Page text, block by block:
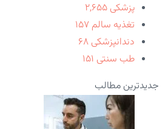
پزشکی ۲,۶۵۵
تغذیه سالم ۱۵۷
دندانپزشکی ۶۸
طب سنتی ۱۵۱
جدیدترین مطالب